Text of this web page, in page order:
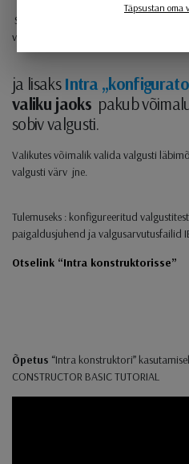
Samuti saab valgustid paigutada otse
vähendada, korrigeerida mõõte jne.
ja lisaksIntra
valiku jaokspakub
sobiv valgusti.
Valikutes võimalik valida valgusti
valgusti värv jne.
Tulemuseks : konfigureeritud
paigaldusjuhend ja valgusarvutusfailid
Otselink “Intra konstruktorisse”
Õpetus “Intra konstruktori”
CONSTRUCTOR BASIC TUTORIAL
Täpsustan oma